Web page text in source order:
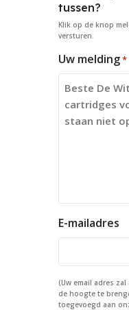
tussen?
Klik op de knop
versturen.
Uw melding*
E-mailadres
(Uw email adres
de hoogte te
toegevoegd aan